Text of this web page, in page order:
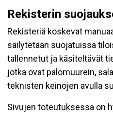
Rekisterin
Rekisteriä koskevat
säilytetään suojatuissa
tallennetut ja käsiteltävät
jotka ovat palomuurein,
teknisten keinojen avulla
Sivujen toteutuksessa on